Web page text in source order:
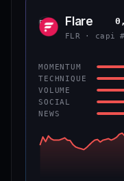
VAR. 7 J
VS ATH
−45,9 %
CONFIANCE
FLR Flare
FLR · capi
MOMENTUM
TECHNIQUE
VOLUME
SOCIAL
NEWS